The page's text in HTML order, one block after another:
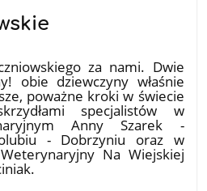
za nami. Dwie
obie dziewczyny właśnie
poważne kroki w świecie
specjalistów w
Anny Szarek -
- Dobrzyniu oraz w
Na Wiejskiej